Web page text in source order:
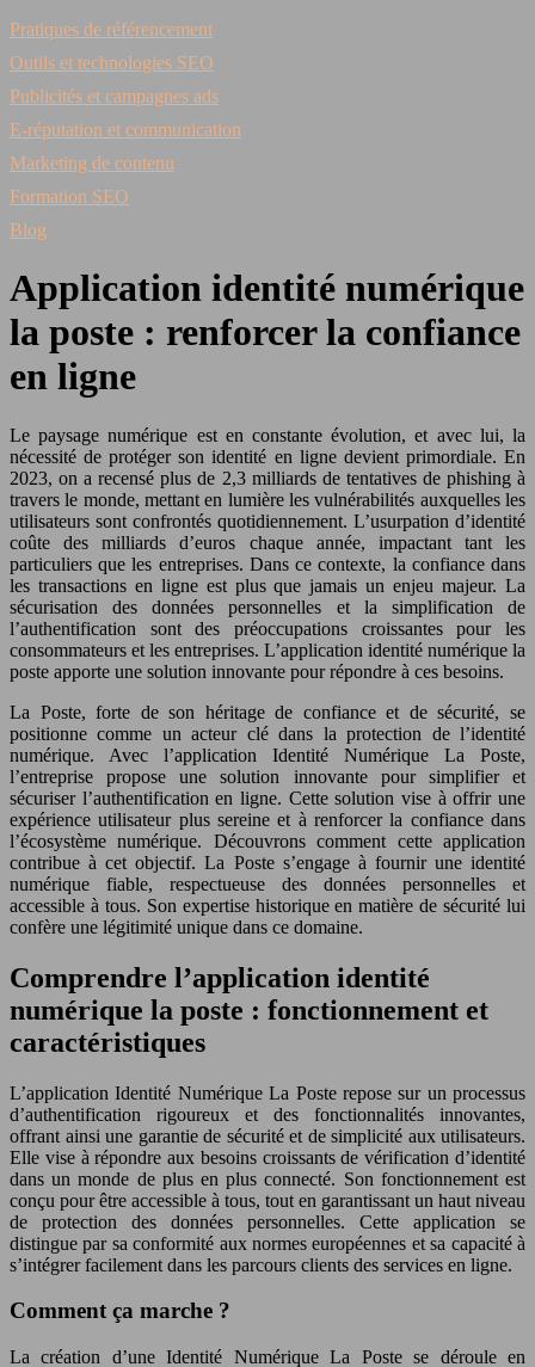
Pratiques de référencement
Outils et technologies SEO
Publicités et campagnes ads
E-réputation et communication
Marketing de contenu
Formation SEO
Blog
Application identité numérique
la poste : renforcer la confiance
en ligne
Le paysage numérique est en constante évolution, et avec lui, la
nécessité de protéger son identité en ligne devient primordiale. En
2023, on a recensé plus de 2,3 milliards de tentatives de phishing à
travers le monde, mettant en lumière les vulnérabilités auxquelles les
utilisateurs sont confrontés quotidiennement. L’usurpation d’identité
coûte des milliards d’euros chaque année, impactant tant les
particuliers que les entreprises. Dans ce contexte, la confiance dans
les transactions en ligne est plus que jamais un enjeu majeur. La
sécurisation des données personnelles et la simplification de
l’authentification sont des préoccupations croissantes pour les
consommateurs et les entreprises. L’application identité numérique la
poste apporte une solution innovante pour répondre à ces besoins.
La Poste, forte de son héritage de confiance et de sécurité, se
positionne comme un acteur clé dans la protection de l’identité
numérique. Avec l’application Identité Numérique La Poste,
l’entreprise propose une solution innovante pour simplifier et
sécuriser l’authentification en ligne. Cette solution vise à offrir une
expérience utilisateur plus sereine et à renforcer la confiance dans
l’écosystème numérique. Découvrons comment cette application
contribue à cet objectif. La Poste s’engage à fournir une identité
numérique fiable, respectueuse des données personnelles et
accessible à tous. Son expertise historique en matière de sécurité lui
confère une légitimité unique dans ce domaine.
Comprendre l’application identité
numérique la poste : fonctionnement et
caractéristiques
L’application Identité Numérique La Poste repose sur un processus
d’authentification rigoureux et des fonctionnalités innovantes,
offrant ainsi une garantie de sécurité et de simplicité aux utilisateurs.
Elle vise à répondre aux besoins croissants de vérification d’identité
dans un monde de plus en plus connecté. Son fonctionnement est
conçu pour être accessible à tous, tout en garantissant un haut niveau
de protection des données personnelles. Cette application se
distingue par sa conformité aux normes européennes et sa capacité à
s’intégrer facilement dans les parcours clients des services en ligne.
Comment ça marche ?
La création d’une Identité Numérique La Poste se déroule en